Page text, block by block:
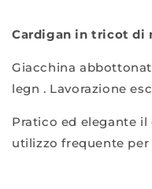
Cardigan in tricot di
Giacchina
legn . Lavorazione
Pratico ed elegante
utilizzo frequente